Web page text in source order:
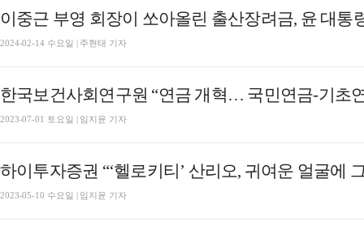
이중근 부영 회장이 쏘아올린 출산장려금, 윤 대통
2024-02-14 수요일 | 주현태 기자
한국보건사회연구원 “연금 개혁… 국민연금-기초
2023-07-01 토요일 | 임지윤 기자
하이투자증권 “‘헬로키티’ 산리오, 귀여운 얼굴에
2023-05-10 수요일 | 임지윤 기자